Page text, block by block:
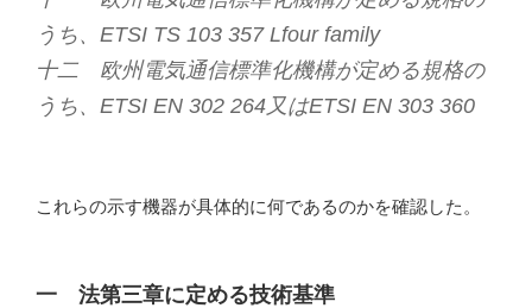
うち、ETSI TS 103 357 Lfour family
十二 欧州電気通信標準化機構が定める規格の
うち、ETSI EN 302 264又はETSI EN 303 360
これらの示す機器が具体的に何であるのかを確認した。
一 法第三章に定める技術基準